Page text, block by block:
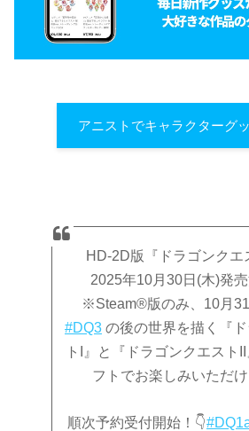
アニストでキャラクターグ
HD-2D版『ドラゴンクエ
2025年10月30日(木)発
※Steam®版のみ、10月
#DQ3の後の世界を描く『
トI』と『ドラゴンクエスト
フトでお楽しみいただ
順次予約受付開始！👇